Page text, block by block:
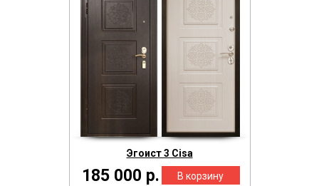
Эгоист 3 Cisa
185 000 р.